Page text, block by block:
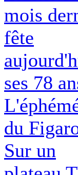
mois
fête
ses 78
du
Sur un